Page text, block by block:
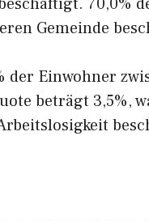
Gemeinde
der Einwohner
beträgt 3,5%,